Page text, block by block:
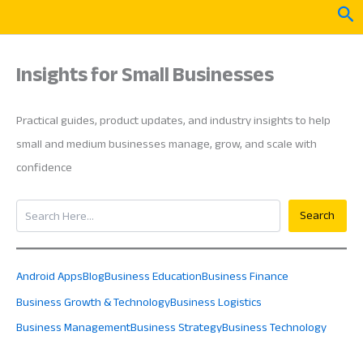
Insights for Small Businesses
Practical guides, product updates, and industry insights to help
small and medium businesses manage, grow, and scale with
confidence
Search
Search
Android AppsBlogBusiness EducationBusiness Finance
Business Growth & TechnologyBusiness Logistics
Business ManagementBusiness StrategyBusiness Technology